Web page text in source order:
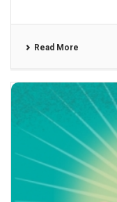
Read More